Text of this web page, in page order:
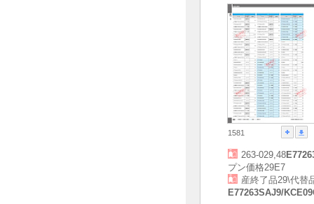
1581
263-029,48
プン価格29E7
産終了品29\代替
E77263SAJ9/